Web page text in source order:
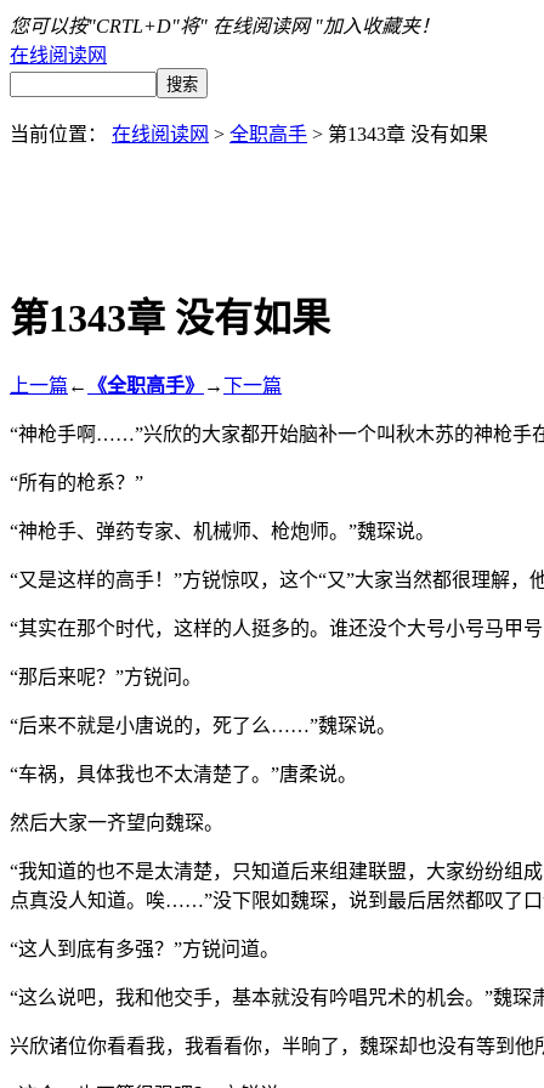
您可以按"CRTL+D"将" 在线阅读网 "加入收藏夹！
在线阅读网
当前位置： 在线阅读网 > 全职高手 > 第1343章 没有如果
第1343章 没有如果
上一篇 ← 《全职高手》 →下一篇
“神枪手啊……”兴欣的大家都开始脑补一个叫秋木苏的神枪手
“所有的枪系？”
“神枪手、弹药专家、机械师、枪炮师。”魏琛说。
“又是这样的高手！”方锐惊叹，这个“又”大家当然都很理解
“其实在那个时代，这样的人挺多的。谁还没个大号小号马甲
“那后来呢？”方锐问。
“后来不就是小唐说的，死了么……”魏琛说。
“车祸，具体我也不太清楚了。”唐柔说。
然后大家一齐望向魏琛。
“我知道的也不是太清楚，只知道后来组建联盟，大家纷纷组
点真没人知道。唉……”没下限如魏琛，说到最后居然都叹了
“这人到底有多强？”方锐问道。
“这么说吧，我和他交手，基本就没有吟唱咒术的机会。”魏琛
兴欣诸位你看看我，我看看你，半晌了，魏琛却也没有等到他